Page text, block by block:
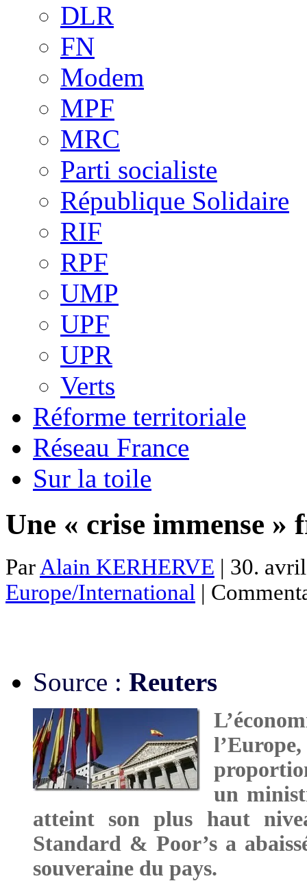
DLR
FN
Modem
MPF
MRC
Parti socialiste
République Solidaire
RIF
RPF
UMP
UPF
UPR
Verts
Réforme territoriale
Réseau France
Sur la toile
Une « crise immense »
Par Alain KERHERVE | 30.
Europe/International |
Source : Reuters
un
atteint son plus haut
Standard & Poor’s a
souveraine du pays.